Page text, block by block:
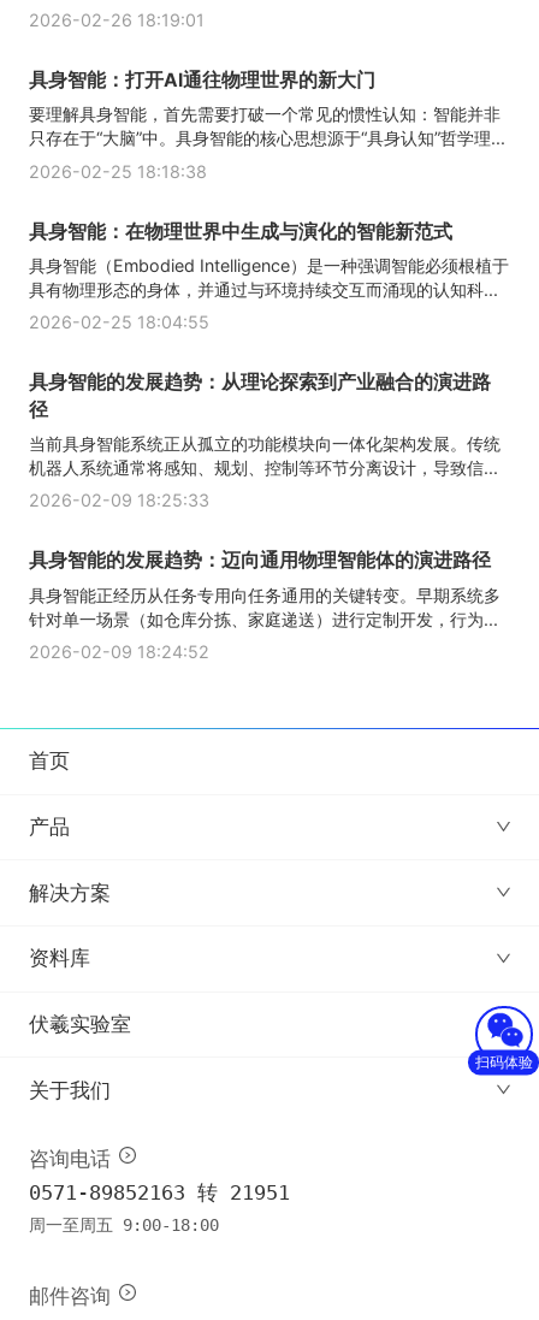
2026-02-26 18:19:01
具身智能：打开AI通往物理世界的新大门
要理解具身智能，首先需要打破一个常见的惯性认知：智能并非
只存在于“大脑”中。具身智能的核心思想源于“具身认知”哲学理...
2026-02-25 18:18:38
具身智能：在物理世界中生成与演化的智能新范式
具身智能（Embodied Intelligence）是一种强调智能必须根植于
具有物理形态的身体，并通过与环境持续交互而涌现的认知科...
2026-02-25 18:04:55
具身智能的发展趋势：从理论探索到产业融合的演进路
径
当前具身智能系统正从孤立的功能模块向一体化架构发展。传统
机器人系统通常将感知、规划、控制等环节分离设计，导致信...
2026-02-09 18:25:33
具身智能的发展趋势：迈向通用物理智能体的演进路径
具身智能正经历从任务专用向任务通用的关键转变。早期系统多
针对单一场景（如仓库分拣、家庭递送）进行定制开发，行为...
2026-02-09 18:24:52
首页
产品
解决方案
资料库
伏羲实验室
关于我们
咨询电话
0571-89852163 转 21951
周一至周五 9:00-18:00
邮件咨询
扫码体验